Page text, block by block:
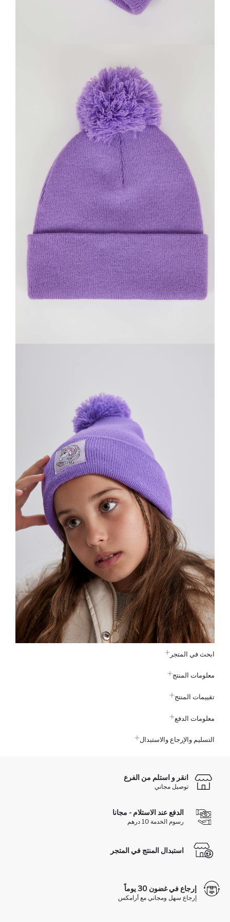
ابحث في المتجر
معلومات المنتج
تقييمات المنتج
معلومات الدفع
التسليم والإرجاع والاستبدال
انقر و استلم من الفرع
توصيل مجاني
الدفع عند الاستلام - مجانا
رسوم الخدمة 10 درهم
استبدال المنتج في المتجر
إرجاع في غضون 30 يوماً
إرجاع سهل ومجاني مع أرامكس